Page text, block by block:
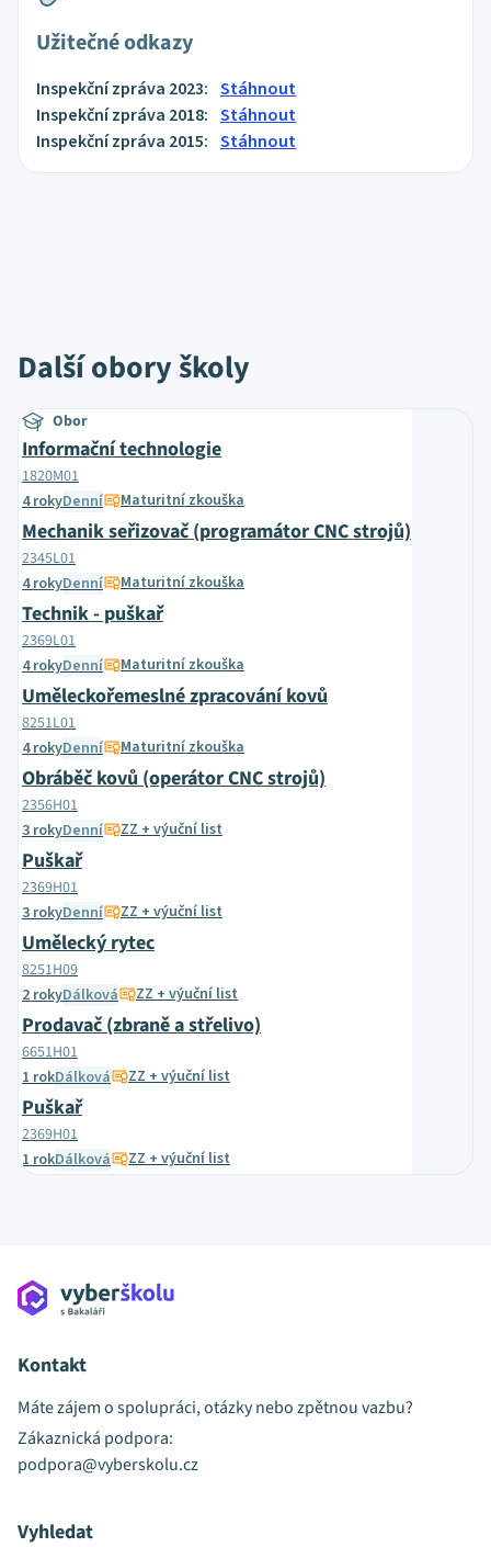
Užitečné odkazy
Inspekční zpráva 2023: Stáhnout
Inspekční zpráva 2018: Stáhnout
Inspekční zpráva 2015: Stáhnout
Další obory školy
Obor
Informační technologie
1820M01
4 rokyDenní Maturitní zkouška
Mechanik seřizovač (programátor CNC strojů)
2345L01
4 rokyDenní Maturitní zkouška
Technik - puškař
2369L01
4 rokyDenní Maturitní zkouška
Uměleckořemeslné zpracování kovů
8251L01
4 rokyDenní Maturitní zkouška
Obráběč kovů (operátor CNC strojů)
2356H01
3 rokyDenní ZZ + výuční list
Puškař
2369H01
3 rokyDenní ZZ + výuční list
Umělecký rytec
8251H09
2 rokyDálková ZZ + výuční list
Prodavač (zbraně a střelivo)
6651H01
1 rokDálková ZZ + výuční list
Puškař
2369H01
1 rokDálková ZZ + výuční list
Kontakt
Máte zájem o spolupráci, otázky nebo zpětnou vazbu?
Zákaznická podpora:
podpora@vyberskolu.cz
Vyhledat